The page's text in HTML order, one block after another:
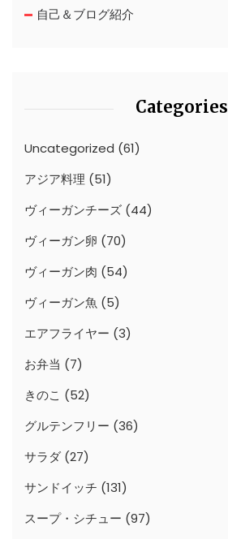
自己＆ブログ紹介
Categories
Uncategorized (61)
アジア料理 (51)
ヴィーガンチーズ (44)
ヴィーガン卵 (70)
ヴィーガン肉 (54)
ヴィーガン魚 (5)
エアフライヤー (3)
お弁当 (7)
きのこ (52)
グルテンフリー (36)
サラダ (27)
サンドイッチ (131)
スープ・シチュー (97)